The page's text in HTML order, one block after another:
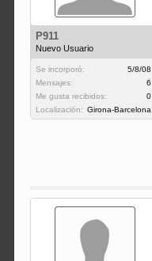
P911
Nuevo Usuario
Se incorporó:
5/8/08
Mensajes:
6
Me gusta recibidos:
0
Localización: Girona-Barcelona